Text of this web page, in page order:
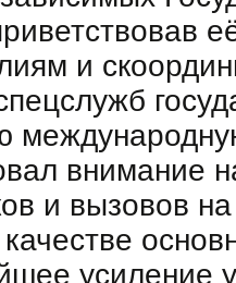
и
внимание
и вызовов
усиление